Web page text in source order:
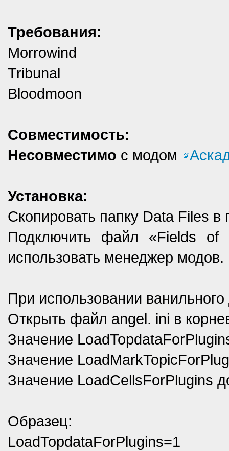
Требования:
Morrowind
Tribunal
Bloodmoon
Совместимость:
Несовместимо с модом
Установка:
Скопировать папку Data Files в
Подключить файл «Fields of
использовать менеджер модов.
При использовании
Открыть файл angel. ini в
Значение
Значение
Значение LoadCellsForPlugins
Образец:
LoadTopdataForPlugins=1